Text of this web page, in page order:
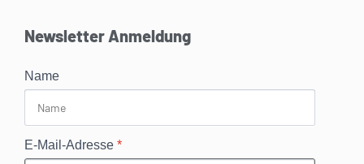
Newsletter Anmeldung
Name
E-Mail-Adresse *